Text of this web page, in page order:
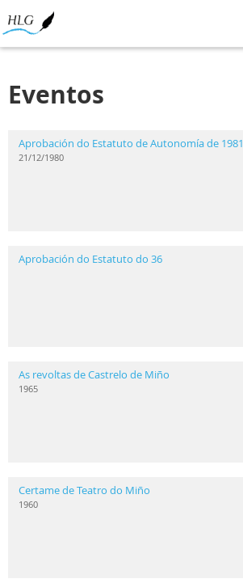
Eventos
Aprobación do Estatuto de Autonomía de 1981
21/12/1980
Aprobación do Estatuto do 36
As revoltas de Castrelo de Miño
1965
Certame de Teatro do Miño
1960